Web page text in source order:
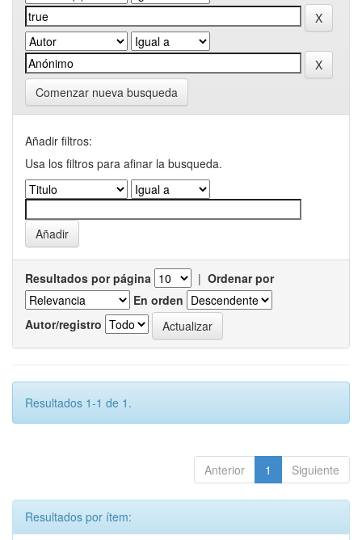
Comenzar nueva busqueda
Añadir filtros:
Usa los filtros para afinar la busqueda.
Resultados por página | Ordenar por
En orden
Autor/registro
Resultados 1-1 de 1.
Anterior 1 Siguiente
Resultados por ítem: